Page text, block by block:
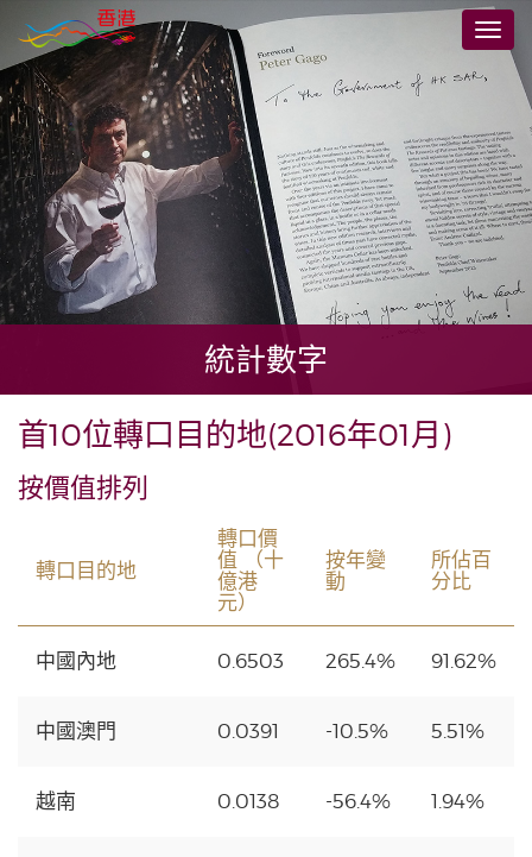
至
主
要
內
容
切
統計數字
首10位轉口目的地(2016年01月)
按價值排列
轉口目的地
轉口價
值 （十
億港
元）
按年變
動
所佔百
分比
中國內地 0.6503 265.4% 91.62%
中國澳門 0.0391 -10.5% 5.51%
越南 0.0138 -56.4% 1.94%